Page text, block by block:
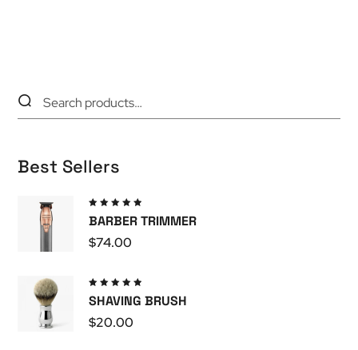
Best Sellers
5.00su
BARBER TRIMMER
$74.00
5.00su
SHAVING BRUSH
$20.00